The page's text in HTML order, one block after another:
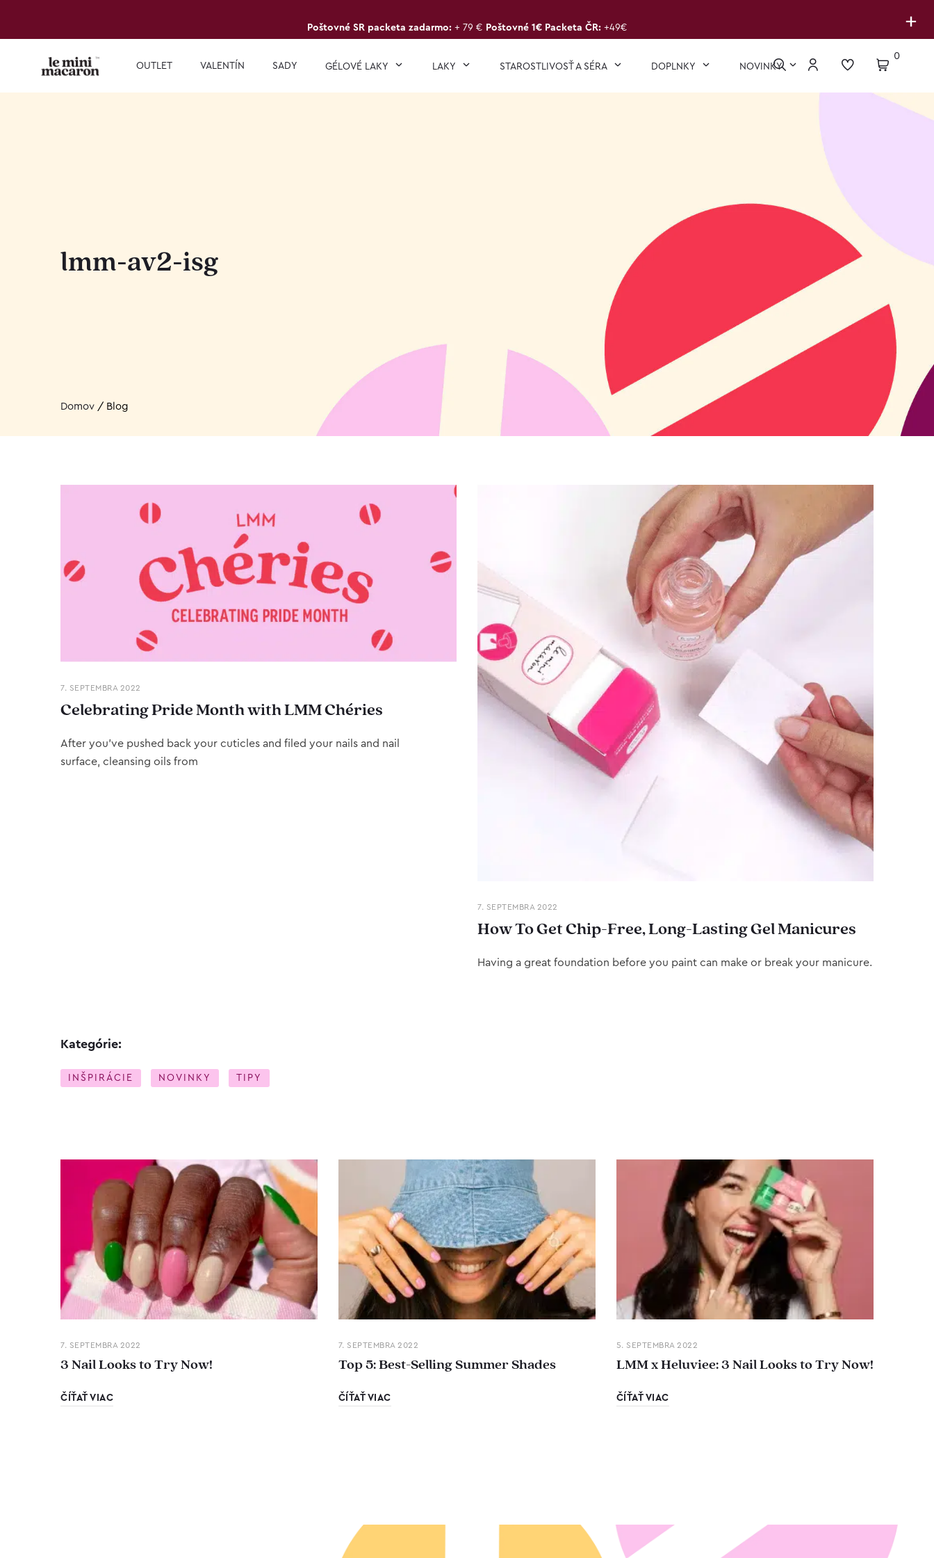
+
Poštovné SR packeta zadarmo: + 79 € Poštovné 1€ Packeta ČR: +49€
OUTLET VALENTÍN SADY GÉLOVÉ LAKY LAKY STAROSTLIVOSŤ A SÉRA DOPLNKY NOVINKY
0
lmm-av2-isg
Domov / Blog
7. SEPTEMBRA 2022
Celebrating Pride Month with LMM Chéries
After you’ve pushed back your cuticles and filed your nails and nail
surface, cleansing oils from
7. SEPTEMBRA 2022
How To Get Chip-Free, Long-Lasting Gel Manicures
Having a great foundation before you paint can make or break your manicure.
Kategórie:
INŠPIRÁCIE NOVINKY TIPY
7. SEPTEMBRA 2022
3 Nail Looks to Try Now!
ČÍŤAŤ VIAC
7. SEPTEMBRA 2022
Top 5: Best-Selling Summer Shades
ČÍŤAŤ VIAC
5. SEPTEMBRA 2022
LMM x Heluviee: 3 Nail Looks to Try Now!
ČÍŤAŤ VIAC